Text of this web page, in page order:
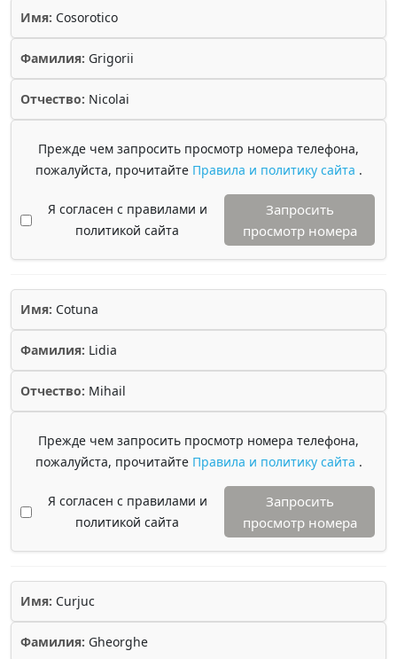
Имя: Cosorotico
Фамилия: Grigorii
Отчество: Nicolai
Прежде чем запросить просмотр номера телефона,
пожалуйста, прочитайте Правила и политику сайта .
Я согласен с правилами и
политикой сайта
Запросить
просмотр номера
Имя: Cotuna
Фамилия: Lidia
Отчество: Mihail
Прежде чем запросить просмотр номера телефона,
пожалуйста, прочитайте Правила и политику сайта .
Я согласен с правилами и
политикой сайта
Запросить
просмотр номера
Имя: Curjuc
Фамилия: Gheorghe